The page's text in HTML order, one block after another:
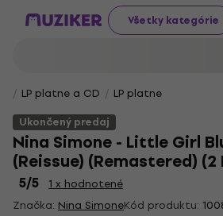
Všetky kategórie
LP platne a CD
LP platne
Ukončený predaj
Nina Simone - Little Girl
(Reissue) (Remastered) (2
5/5
1 x hodnotené
Značka: Nina SimoneKód produktu: